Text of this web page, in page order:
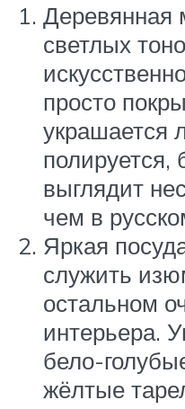
Деревянная
светлых
просто
украшается
полируется,
выглядит
чем в
Яркая
служить
остальном
интерьера.
бело-
жёлтые